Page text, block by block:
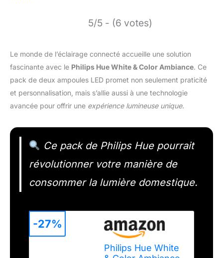
5/5 - (6 votes)
Le monde de l’éclairage connecté accueille une solution
fascinante avec le Philips Hue White & Color Ambiance. Ce
pack de deux ampoules LED promet non seulement praticité
et personnalisation, mais s’allie aussi à une technologie
avancée pour offrir une expérience lumineuse unique.
Ce pack de Philips Hue pourrait
révolutionner votre manière de
consommer la lumière domestique.
Philips Hue White
-27%